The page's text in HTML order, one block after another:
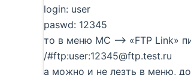
login: user
paswd: 12345
то в меню MC —> «FTP Link»
/#ftp:user:12345@ftp.test.ru
а можно и не лезть в меню,